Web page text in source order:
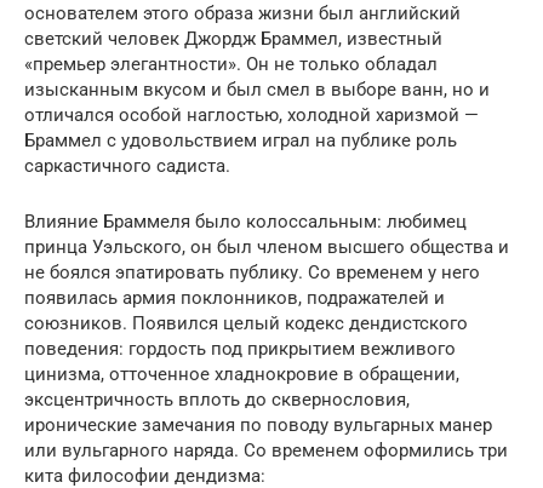
основателем этого образа жизни был английский
светский человек Джордж Браммел, известный
«премьер элегантности». Он не только обладал
изысканным вкусом и был смел в выборе ванн, но и
отличался особой наглостью, холодной харизмой —
Браммел с удовольствием играл на публике роль
саркастичного садиста.
Влияние Браммеля было колоссальным: любимец
принца Уэльского, он был членом высшего общества и
не боялся эпатировать публику. Со временем у него
появилась армия поклонников, подражателей и
союзников. Появился целый кодекс дендистского
поведения: гордость под прикрытием вежливого
цинизма, отточенное хладнокровие в обращении,
эксцентричность вплоть до сквернословия,
иронические замечания по поводу вульгарных манер
или вульгарного наряда. Со временем оформились три
кита философии дендизма: